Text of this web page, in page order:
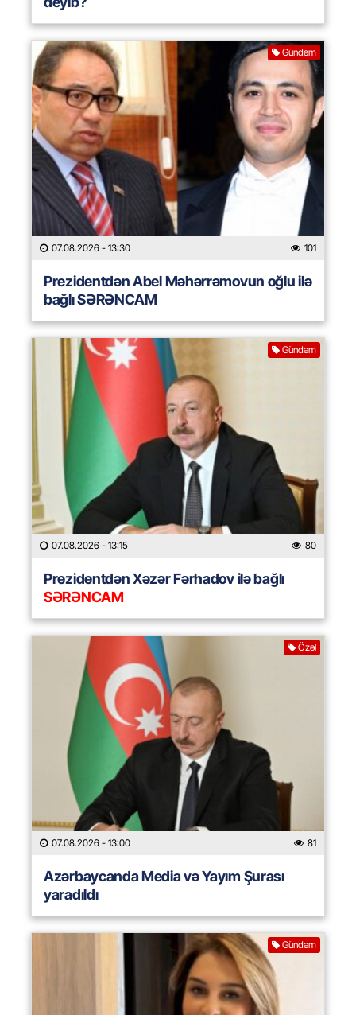
Gündəm
07.08.2026 - 13:30 101
Prezidentdən Abel Məhərrəmovun oğlu ilə
bağlı SƏRƏNCAM
Gündəm
07.08.2026 - 13:15 80
Prezidentdən Xəzər Fərhadov ilə bağlı
SƏRƏNCAM
Özəl
07.08.2026 - 13:00 81
Azərbaycanda Media və Yayım Şurası
yaradıldı
Gündəm